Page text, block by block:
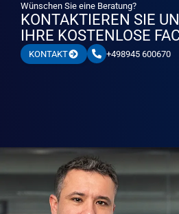
Wünschen Sie eine Beratung?
KONTAKTIEREN SIE
IHRE KOSTENLOSE
KONTAKT +498945 600670